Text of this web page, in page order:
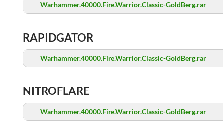
Warhammer.40000.Fire.Warrior.Classic-GoldBerg.rar
RAPIDGATOR
Warhammer.40000.Fire.Warrior.Classic-GoldBerg.rar
NITROFLARE
Warhammer.40000.Fire.Warrior.Classic-GoldBerg.rar